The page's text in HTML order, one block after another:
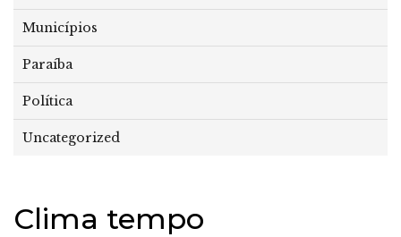
Municípios
Paraíba
Política
Uncategorized
Clima tempo